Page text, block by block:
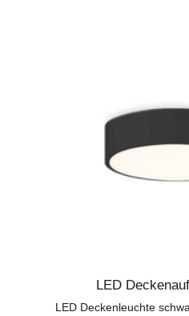
LED
LED Deckenleuchte